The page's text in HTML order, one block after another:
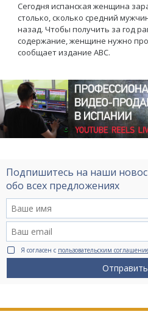
Сегодня испанская женщина
столько, сколько средний
назад. Чтобы получить за год
содержание, женщине нужно
сообщает издание АВС.
Подпишитесь на наши
обо всех предложениях
Я согласен с пользовательским
Отправить